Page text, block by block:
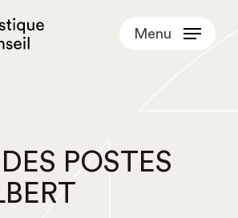
Menu
POSTES